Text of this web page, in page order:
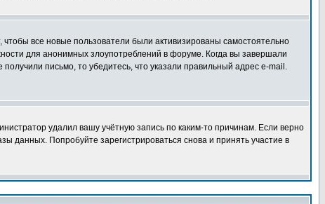
все новые пользователи были активизированы самостоятельно
для анонимных злоупотреблений в форуме. Когда вы завершали
письмо, то убедитесь, что указали правильный адрес e-mail.
удалил вашу учётную запись по каким-то причинам. Если верно
данных. Попробуйте зарегистрироваться снова и принять участие в